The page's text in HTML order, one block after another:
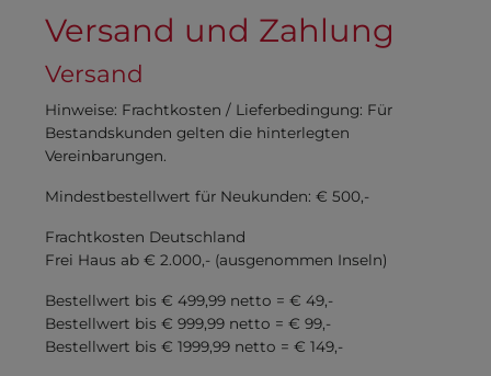
Versand und Zahlung
Versand
Hinweise: Frachtkosten / Lieferbedingung: Für
Bestandskunden gelten die hinterlegten
Vereinbarungen.
Mindestbestellwert für Neukunden: € 500,-
Frachtkosten Deutschland
Frei Haus ab € 2.000,- (ausgenommen Inseln)
Bestellwert bis € 499,99 netto = € 49,-
Bestellwert bis € 999,99 netto = € 99,-
Bestellwert bis € 1999,99 netto = € 149,-